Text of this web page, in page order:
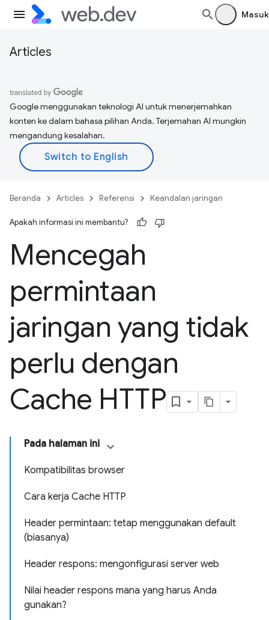
Masuk
Articles
Google menggunakan teknologi AI untuk menerjemahkan
konten ke dalam bahasa pilihan Anda. Terjemahan AI mungkin
mengandung kesalahan.
Beranda Articles Referensi Keandalan jaringan
Apakah informasi ini membantu?
Mencegah
permintaan
jaringan yang tidak
perlu dengan
Cache HTTP
Pada halaman ini
Kompatibilitas browser
Cara kerja Cache HTTP
Header permintaan: tetap menggunakan default
(biasanya)
Header respons: mengonfigurasi server web
Nilai header respons mana yang harus Anda
gunakan?